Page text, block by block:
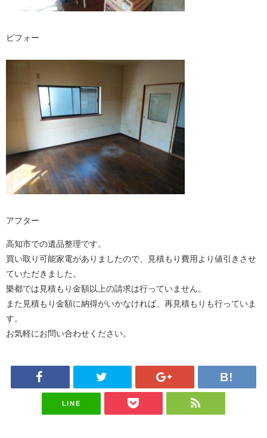
ビフォー
アフター
高知市での遺品整理です。
買い取り可能家電がありましたので、
見積もり費用より値引きさせ
ていただきました。
樂都では見積もり金額以上の請求は行っていません。
また見積もり金額に納得がいかなければ、 再見積もりも行っていま
す。
お気軽にお問い合わせください。
LINE